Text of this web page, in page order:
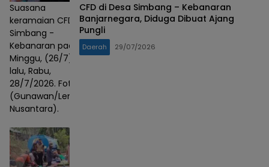
Suasana
keramaian CFD
Simbang -
Kebanaran pada
Minggu, (26/7)
lalu, Rabu,
28/7/2026. Foto :
(Gunawan/Lensa
Nusantara).
CFD di Desa Simbang – Kebanaran
Banjarnegara, Diduga Dibuat Ajang
Pungli
Daerah 29/07/2026